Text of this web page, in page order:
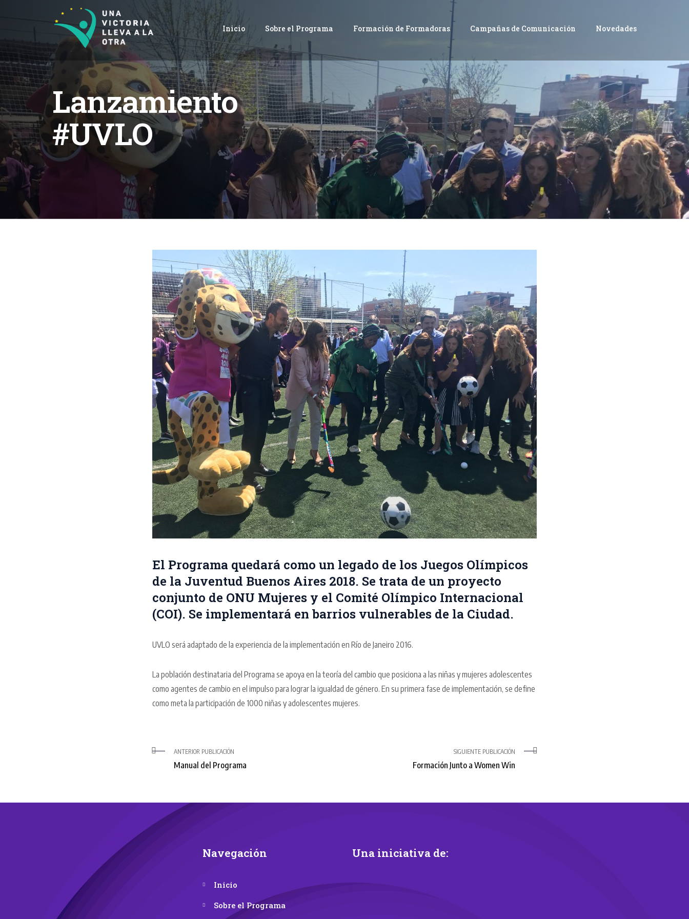
Inicio Sobre el Programa Formación de Formadoras Campañas de Comunicación Novedades
Lanzamiento
#UVLO
El Programa quedará como un legado de los Juegos Olímpicos
de la Juventud Buenos Aires 2018. Se trata de un proyecto
conjunto de ONU Mujeres y el Comité Olímpico Internacional
(COI). Se implementará en barrios vulnerables de la Ciudad.
UVLO será adaptado de la experiencia de la implementación en Río de Janeiro 2016.
La población destinataria del Programa se apoya en la teoría del cambio que posiciona a las niñas y mujeres adolescentes
como agentes de cambio en el impulso para lograr la igualdad de género. En su primera fase de implementación, se define
como meta la participación de 1000 niñas y adolescentes mujeres.
ANTERIOR PUBLICACIÓN
Manual del Programa
SIGUIENTE PUBLICACIÓN
Formación Junto a Women Win
Navegación
Inicio
Sobre el Programa
Una iniciativa de: